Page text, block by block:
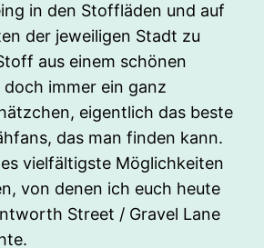
in den Stoffläden und auf
der jeweiligen Stadt zu
aus einem schönen
immer ein ganz
eigentlich das beste
das man finden kann.
vielfältigste Möglichkeiten
von denen ich euch heute
Street / Gravel Lane